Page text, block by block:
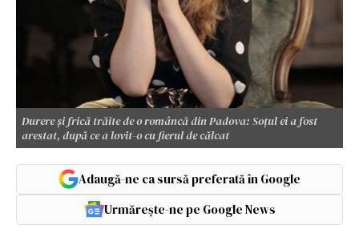
Durere și frică trăite de o româncă din Padova: Soțul ei a fost
arestat, după ce a lovit-o cu fierul de călcat
Adaugă-ne ca sursă preferată în Google
Urmărește-ne pe Google News